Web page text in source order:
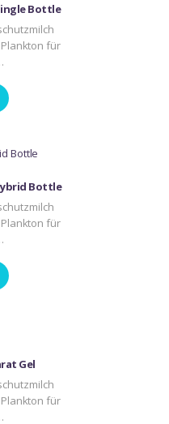
Bottle
für
Bottle
für
Gel
für